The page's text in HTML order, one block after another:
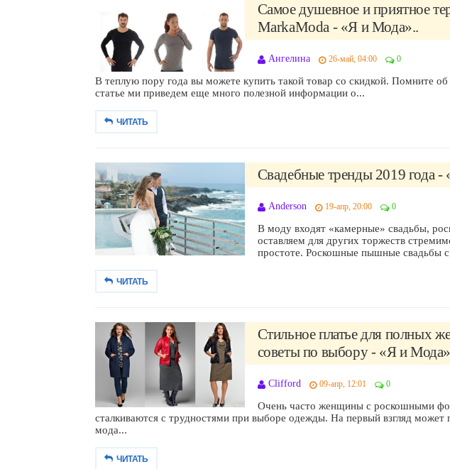
Самое душевное и приятное
MarkaModa - «Я и Мода»..
Ангелина 26-май, 04:00 0
В теплую пору года вы можете купить такой товар со скидкой. Помните
статье ми приведем еще много полезной информации о...
ЧИТАТЬ
Свадебные тренды 2019 года -
Anderson 19-апр, 20:00 0
В моду входят «камерные» свадьбы,
оставляем для других торжеств
простоте. Роскошные пышные свадьбы
ЧИТАТЬ
Стильное платье для полных
советы по выбору - «Я и
Clifford 09-апр, 12:01 0
Очень часто женщины с роскошными
сталкиваются с трудностями при выборе одежды. На первый взгляд может
мода...
ЧИТАТЬ